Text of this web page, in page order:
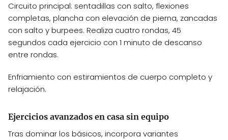
Circuito principal: sentadillas con salto, flexiones
completas, plancha con elevación de pierna, zancadas
con salto y burpees. Realiza cuatro rondas, 45
segundos cada ejercicio con 1 minuto de descanso
entre rondas.
Enfriamiento con estiramientos de cuerpo completo y
relajación.
Ejercicios avanzados en casa sin equipo
Tras dominar los básicos, incorpora variantes